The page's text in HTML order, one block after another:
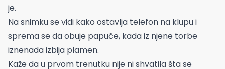
je.
Na snimku se vidi kako ostavlja telefon na klupu i
sprema se da obuje papuče, kada iz njene torbe
iznenada izbija plamen.
Kaže da u prvom trenutku nije ni shvatila šta se